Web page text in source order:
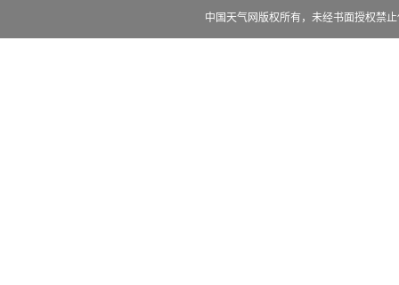
中国天气网版权所有，未经书面授权